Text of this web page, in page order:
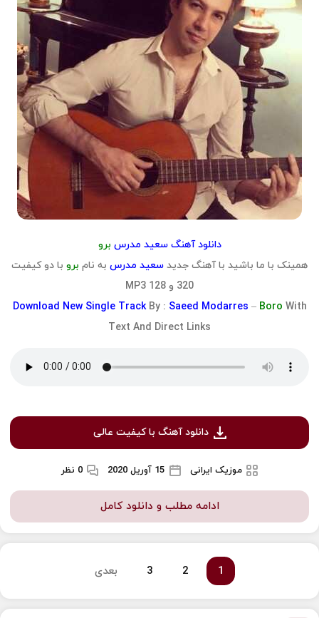
دانلود آهنگ سعید مدرس برو
همینک با ما باشید با آهنگ جدید سعید مدرس به نام برو با دو کیفیت
320 و 128 MP3
Download New Single Track By : Saeed Modarres – Boro With
Text And Direct Links
دانلود آهنگ با کیفیت عالی
موزیک ایرانی 15 آوریل 2020 0 نظر
ادامه مطلب و دانلود کامل
1
2
3 بعدی